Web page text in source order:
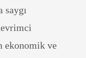
saygı
ekonomik ve